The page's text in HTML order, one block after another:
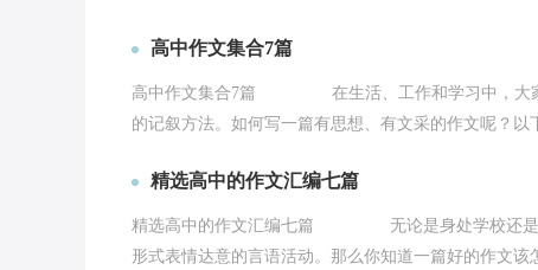
高中作文集合7篇
高中作文集合7篇 在生活、工作和学习中，大家最
的记叙方法。如何写一篇有思想、有文采的作文呢？以
精选高中的作文汇编七篇
精选高中的作文汇编七篇 无论是身处学校还是步
形式表情达意的言语活动。那么你知道一篇好的作文该